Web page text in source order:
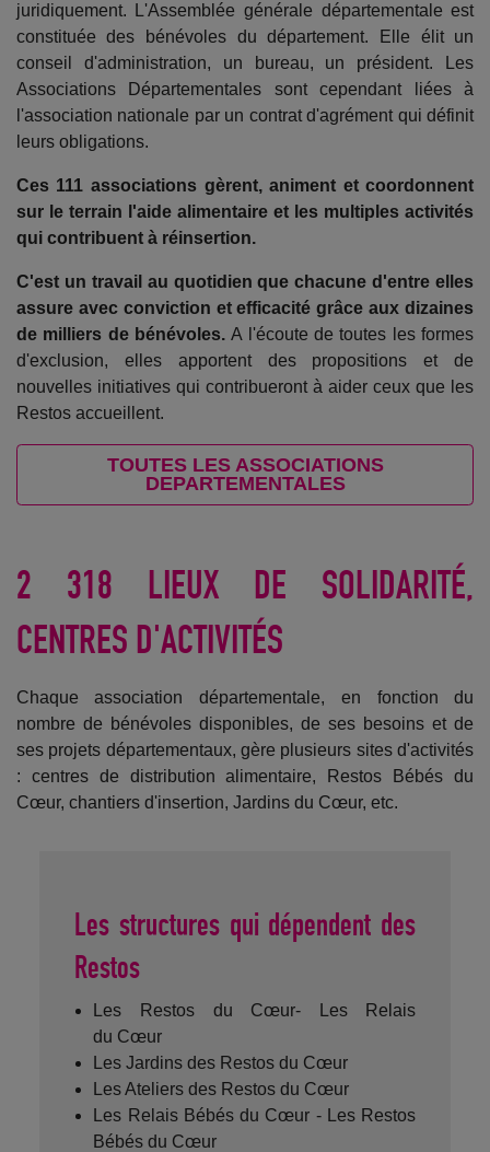
juridiquement. L'Assemblée générale départementale est
constituée des bénévoles du département. Elle élit un
conseil d'administration, un bureau, un président. Les
Associations Départementales sont cependant liées à
l'association nationale par un contrat d'agrément qui définit
leurs obligations.
Ces 111 associations gèrent, animent et coordonnent
sur le terrain l'aide alimentaire et les multiples activités
qui contribuent à réinsertion.
C'est un travail au quotidien que chacune d'entre elles
assure avec conviction et efficacité grâce aux dizaines
de milliers de bénévoles.A l'écoute de toutes les formes
d'exclusion, elles apportent des propositions et de
nouvelles initiatives qui contribueront à aider ceux que les
Restos accueillent.
TOUTES LES ASSOCIATIONS
DEPARTEMENTALES
2 318 LIEUX DE SOLIDARITÉ,
CENTRES D'ACTIVITÉS
Chaque association départementale, en fonction du
nombre de bénévoles disponibles, de ses besoins et de
ses projets départementaux, gère plusieurs sites d'activités
: centres de distribution alimentaire, Restos Bébés du
Cœur, chantiers d'insertion, Jardins du Cœur, etc.
Les structures qui dépendent des
Restos
Les Restos du Cœur- Les Relais
du Cœur
Les Jardins des Restos du Cœur
Les Ateliers des Restos du Cœur
Les Relais Bébés du Cœur - Les Restos
Bébés du Cœur